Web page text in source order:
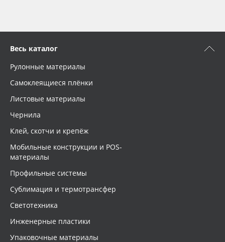
Весь каталог
Рулонные материалы
Самоклеящиеся плёнки
Листовые материалы
Чернила
Клей, скотчи и крепёж
Мобильные конструкции и POS-
материалы
Профильные системы
Сублимация и термотрансфер
Светотехника
Инженерные пластики
Упаковочные материалы